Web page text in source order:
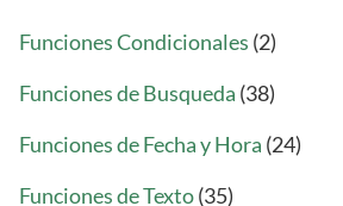
Funciones Condicionales (2)
Funciones de Busqueda (38)
Funciones de Fecha y Hora (24)
Funciones de Texto(35)